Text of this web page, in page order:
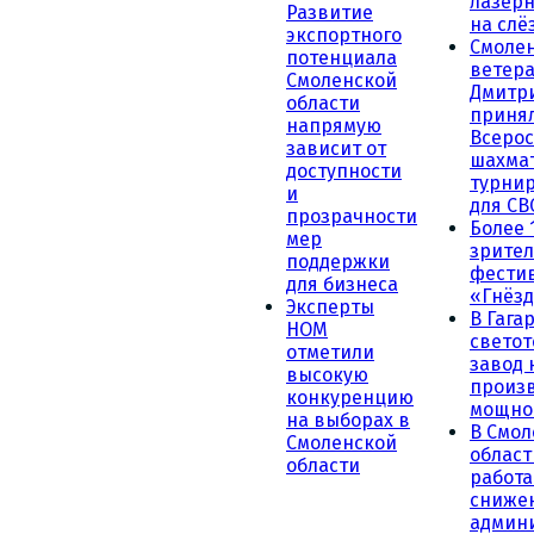
Развитие
экспортного
потенциала
Смоленской
области
напрямую
зависит от
доступности
и
прозрачности
мер
поддержки
для бизнеса
Эксперты
НОМ
отметили
высокую
конкуренцию
на выборах в
Смоленской
области
на
для
Более
В
завод
В